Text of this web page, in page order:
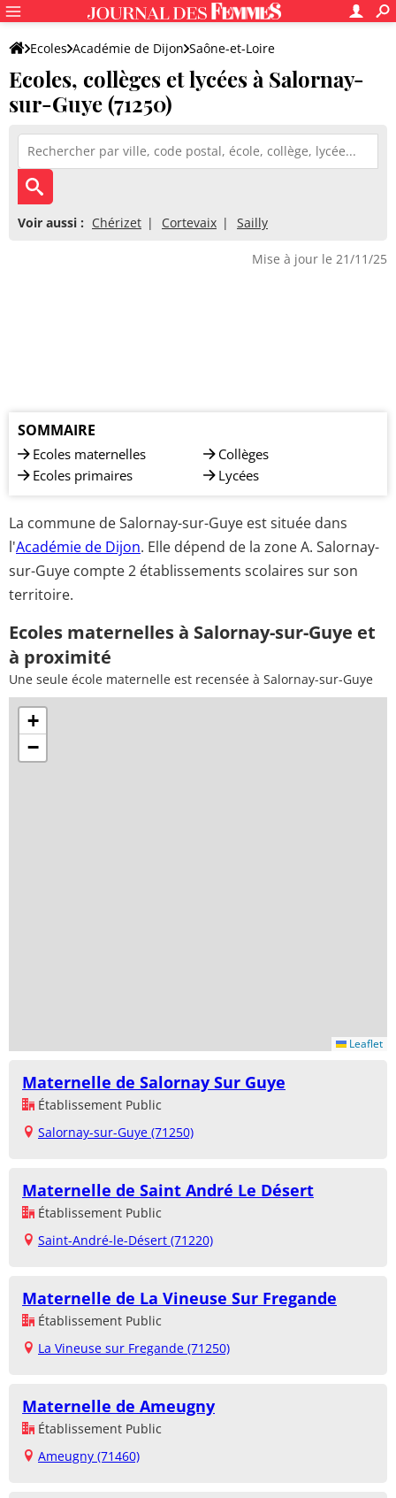
Ecoles Académie de Dijon Saône-et-Loire
Ecoles, collèges et lycées à Salornay-
sur-Guye (71250)
Voir aussi : Chérizet Cortevaix Sailly
Mise à jour le 21/11/25
SOMMAIRE
Ecoles maternelles
Ecoles primaires
Collèges
Lycées
La commune de Salornay-sur-Guye est située dans
l'Académie de Dijon. Elle dépend de la zone A. Salornay-
sur-Guye compte 2 établissements scolaires sur son
territoire.
Ecoles maternelles à Salornay-sur-Guye et
à proximité
Une seule école maternelle est recensée à Salornay-sur-Guye
+
−
Leaflet
Maternelle de Salornay Sur Guye
Établissement Public
Salornay-sur-Guye (71250)
Maternelle de Saint André Le Désert
Établissement Public
Saint-André-le-Désert (71220)
Maternelle de La Vineuse Sur Fregande
Établissement Public
La Vineuse sur Fregande (71250)
Maternelle de Ameugny
Établissement Public
Ameugny (71460)